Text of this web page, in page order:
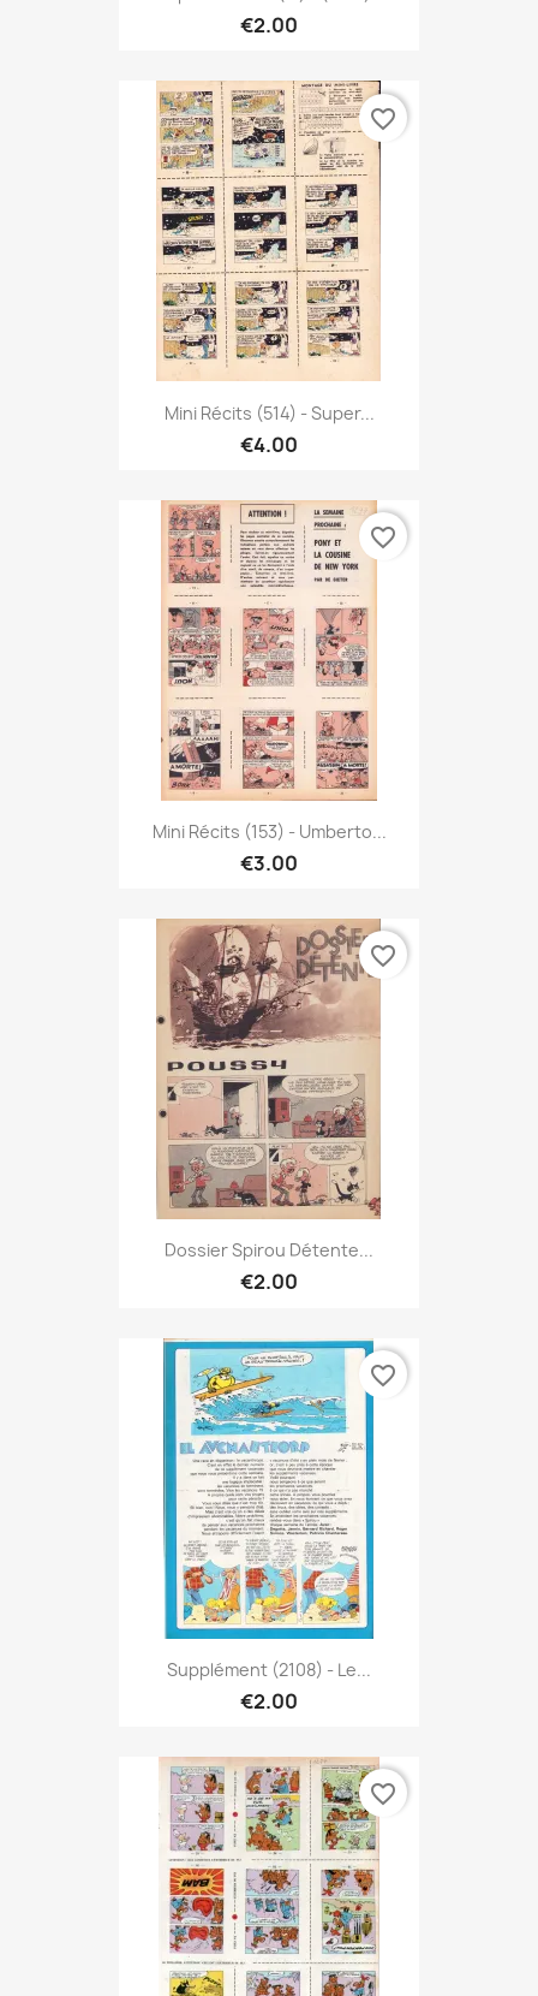
€2.00
Mini Récits (514) - Super...
€4.00
favorite_border
Mini Récits (153) - Umberto...
€3.00
favorite_border
Dossier Spirou Détente...
€2.00
favorite_border
Supplément (2108) - Le...
€2.00
favorite_border
favorite_border